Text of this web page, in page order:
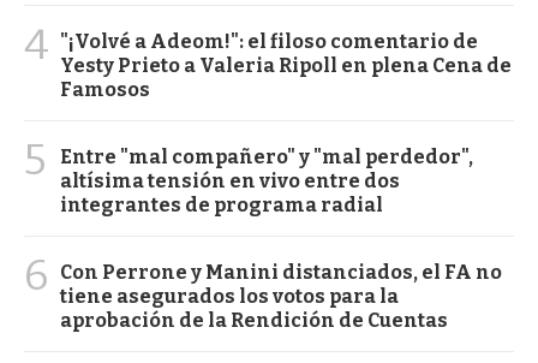
4 "¡Volvé a Adeom!": el filoso comentario de
Yesty Prieto a Valeria Ripoll en plena Cena de
Famosos
5
Entre "mal compañero" y "mal perdedor",
altísima tensión en vivo entre dos
integrantes de programa radial
6
Con Perrone y Manini distanciados, el FA no
tiene asegurados los votos para la
aprobación de la Rendición de Cuentas